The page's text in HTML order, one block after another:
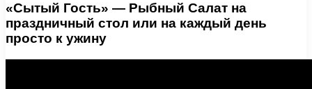
«Сытый Гость» — Рыбный Салат на
праздничный стол или на каждый день
просто к ужину